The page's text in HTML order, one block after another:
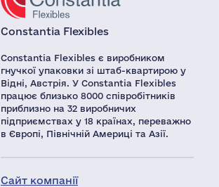
Constantia Flexibles
Constantia Flexibles є виробником
гнучкої упаковки зі штаб-квартирою у
Відні, Австрія. У Constantia Flexibles
працює близько 8000 співробітників
приблизно на 32 виробничих
підприємствах у 18 країнах, переважно
в Європі, Північній Америці та Азії.
Сайт компанії